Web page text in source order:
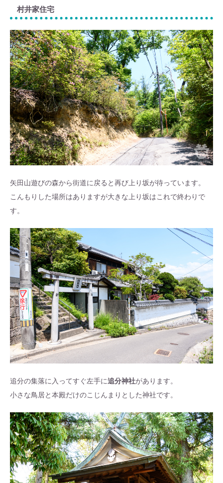
村井家住宅
矢田山遊びの森から街道に戻ると再び上り坂が待っています。
こんもりした場所はありますが大きな上り坂はこれで終わりで
す。
追分の集落に入ってすぐ左手に追分神社があります。
小さな鳥居と本殿だけのこじんまりとした神社です。